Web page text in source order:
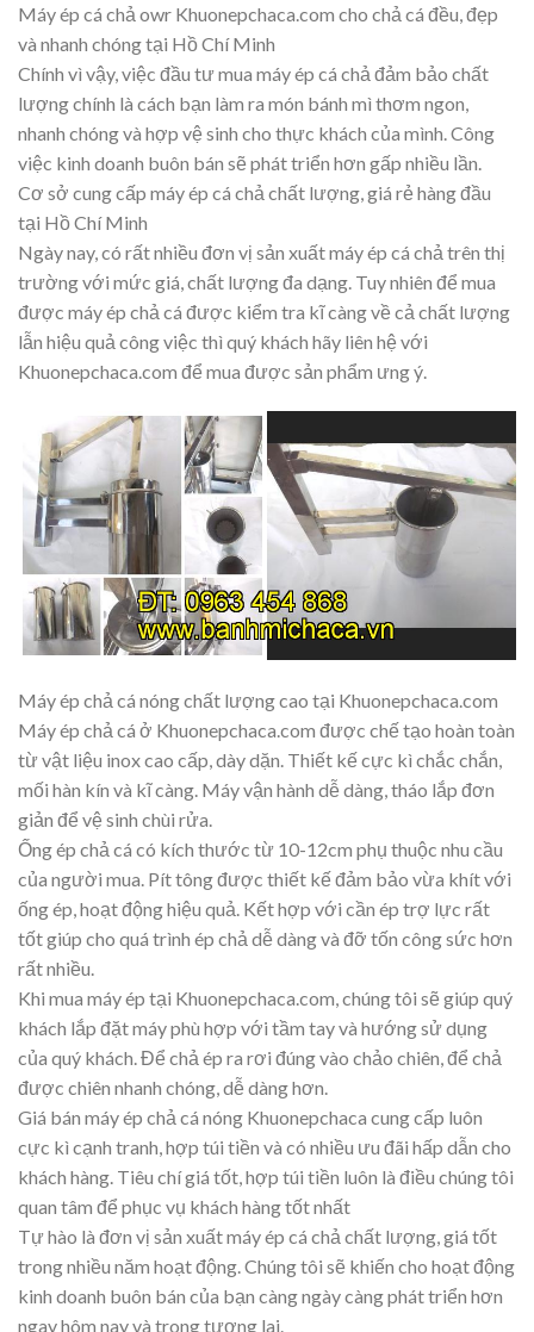
Máy ép cá chả owr Khuonepchaca.com cho chả cá đều, đẹp
và nhanh chóng tại Hồ Chí Minh
Chính vì vậy, việc đầu tư mua máy ép cá chả đảm bảo chất
lượng chính là cách bạn làm ra món bánh mì thơm ngon,
nhanh chóng và hợp vệ sinh cho thực khách của mình. Công
việc kinh doanh buôn bán sẽ phát triển hơn gấp nhiều lần.
Cơ sở cung cấp máy ép cá chả chất lượng, giá rẻ hàng đầu
tại Hồ Chí Minh
Ngày nay, có rất nhiều đơn vị sản xuất máy ép cá chả trên thị
trường với mức giá, chất lượng đa dạng. Tuy nhiên để mua
được máy ép chả cá được kiểm tra kĩ càng về cả chất lượng
lẫn hiệu quả công việc thì quý khách hãy liên hệ với
Khuonepchaca.com để mua được sản phẩm ưng ý.
Máy ép chả cá nóng chất lượng cao tại Khuonepchaca.com
Máy ép chả cá ở Khuonepchaca.com được chế tạo hoàn toàn
từ vật liệu inox cao cấp, dày dặn. Thiết kế cực kì chắc chắn,
mối hàn kín và kĩ càng. Máy vận hành dễ dàng, tháo lắp đơn
giản để vệ sinh chùi rửa.
Ống ép chả cá có kích thước từ 10-12cm phụ thuộc nhu cầu
của người mua. Pít tông được thiết kế đảm bảo vừa khít với
ống ép, hoạt động hiệu quả. Kết hợp với cần ép trợ lực rất
tốt giúp cho quá trình ép chả dễ dàng và đỡ tốn công sức hơn
rất nhiều.
Khi mua máy ép tại Khuonepchaca.com, chúng tôi sẽ giúp quý
khách lắp đặt máy phù hợp với tầm tay và hướng sử dụng
của quý khách. Để chả ép ra rơi đúng vào chảo chiên, để chả
được chiên nhanh chóng, dễ dàng hơn.
Giá bán máy ép chả cá nóng Khuonepchaca cung cấp luôn
cực kì cạnh tranh, hợp túi tiền và có nhiều ưu đãi hấp dẫn cho
khách hàng. Tiêu chí giá tốt, hợp túi tiền luôn là điều chúng tôi
quan tâm để phục vụ khách hàng tốt nhất
Tự hào là đơn vị sản xuất máy ép cá chả chất lượng, giá tốt
trong nhiều năm hoạt động. Chúng tôi sẽ khiến cho hoạt động
kinh doanh buôn bán của bạn càng ngày càng phát triển hơn
ngay hôm nay và trong tương lai.